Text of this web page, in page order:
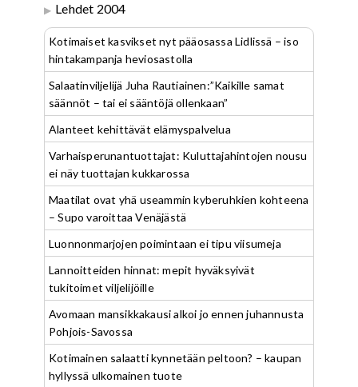
Lehdet 2004
Kotimaiset kasvikset nyt pääosassa Lidlissä – iso
hintakampanja heviosastolla
Salaatinviljelijä Juha Rautiainen:”Kaikille samat
säännöt – tai ei sääntöjä ollenkaan”
Alanteet kehittävät elämyspalvelua
Varhaisperunantuottajat: Kuluttajahintojen nousu
ei näy tuottajan kukkarossa
Maatilat ovat yhä useammin kyberuhkien kohteena
– Supo varoittaa Venäjästä
Luonnonmarjojen poimintaan ei tipu viisumeja
Lannoitteiden hinnat: mepit hyväksyivät
tukitoimet viljelijöille
Avomaan mansikkakausi alkoi jo ennen juhannusta
Pohjois-Savossa
Kotimainen salaatti kynnetään peltoon? – kaupan
hyllyssä ulkomainen tuote